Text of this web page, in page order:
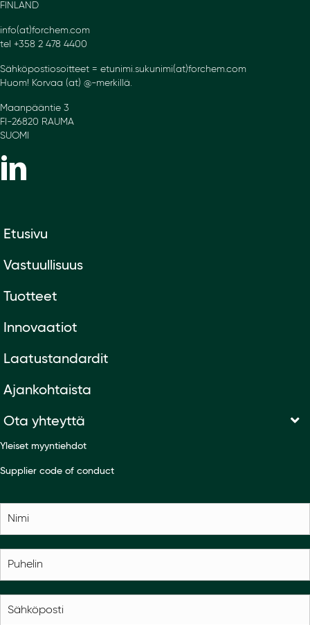
FINLAND
info(at)forchem.com
tel +358 2 478 4400
Sähköpostiosoitteet = etunimi.sukunimi(at)forchem.com
Huom! Korvaa (at) @-merkillä.
Maanpääntie 3
FI-26820 RAUMA
SUOMI
Etusivu
Vastuullisuus
Tuotteet
Innovaatiot
Laatustandardit
Ajankohtaista
Ota yhteyttä
Yleiset myyntiehdot
Supplier code of conduct